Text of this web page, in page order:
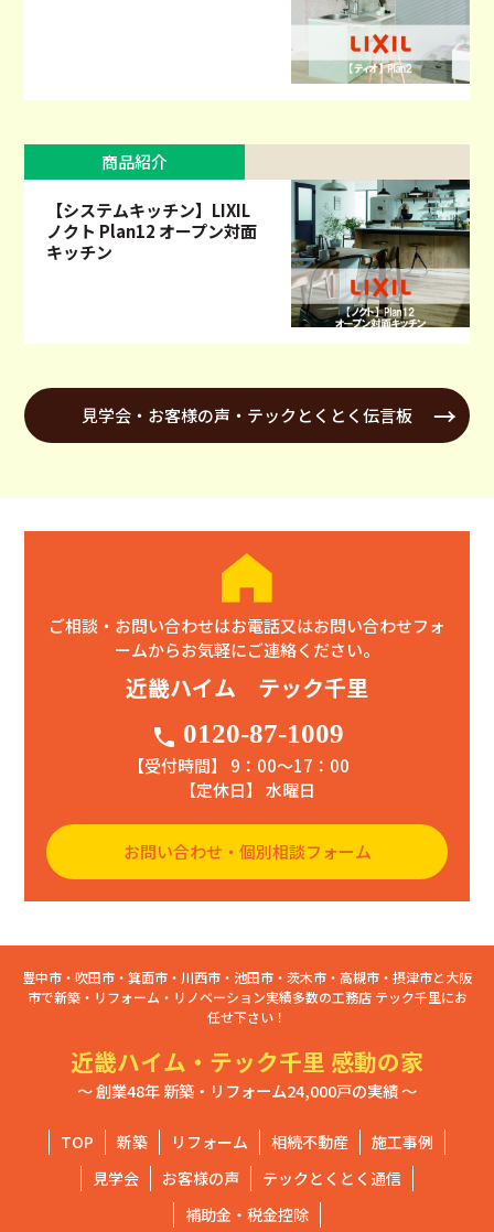
商品紹介
【システムキッチン】LIXIL
ノクト Plan12 オープン対面
キッチン
見学会・お客様の声・テックとくとく伝言板
ご相談・お問い合わせはお電話又はお問い合わせフォ
ームからお気軽にご連絡ください。
近畿ハイム テック千里
phone 0120-87-1009
【受付時間】 9：00〜17：00
【定休日】 水曜日
お問い合わせ・個別相談フォーム
豊中市・吹田市・箕面市・川西市・池田市・茨木市・高槻市・摂津市と大阪
市で新築・リフォーム・リノベーション実績多数の工務店 テック千里にお
任せ下さい！
近畿ハイム・テック千里 感動の家
～ 創業48年 新築・リフォーム24,000戸の実績 ～
TOP 新築 リフォーム 相続不動産
施工事例
見学会
お客様の声
テックとくとく通信
補助金・税金控除